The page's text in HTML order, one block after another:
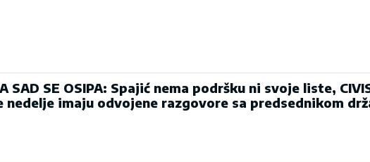
SAD SE OSIPA: Spajić nema podršku ni svoje liste,
nedelje imaju odvojene razgovore sa predsednikom